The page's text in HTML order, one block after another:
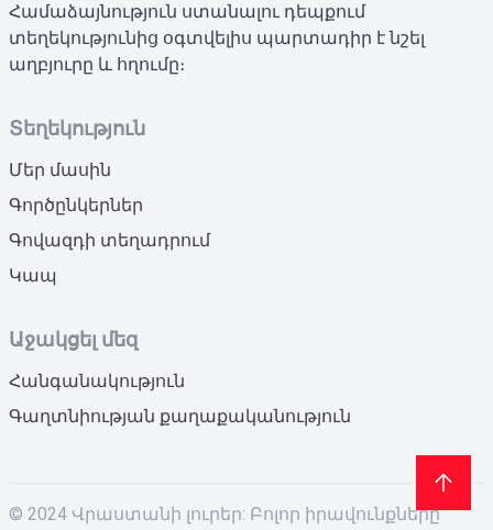
Համաձայնություն ստանալու դեպքում
տեղեկությունից օգտվելիս պարտադիր է նշել
աղբյուրը և հղումը։
Տեղեկություն
Մեր մասին
Գործընկերներ
Գովազդի տեղադրում
Կապ
Աջակցել մեզ
Հանգանակություն
Գաղտնիության քաղաքականություն
© 2024 Վրաստանի լուրեր: Բոլոր իրավունքները